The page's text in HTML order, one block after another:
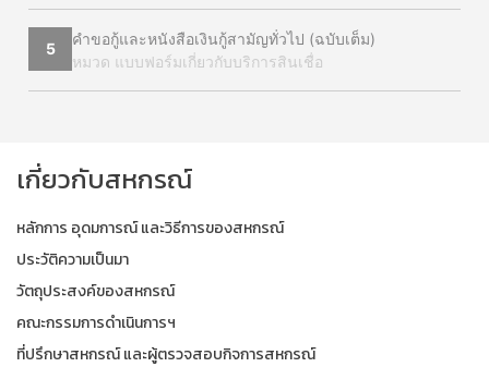
5
คำขอกู้และหนังสือเงินกู้สามัญทั่วไป (ฉบับเต็ม)
หมวด แบบฟอร์มเกี่ยวกับบริการสินเชื่อ
เกี่ยวกับสหกรณ์
หลักการ อุดมการณ์ และวิธีการของสหกรณ์
ประวัติความเป็นมา
วัตถุประสงค์ของสหกรณ์
คณะกรรมการดำเนินการฯ
ที่ปรึกษาสหกรณ์ และผู้ตรวจสอบกิจการสหกรณ์